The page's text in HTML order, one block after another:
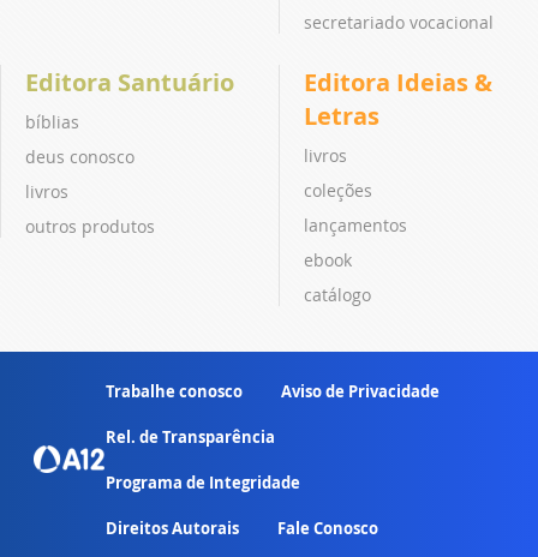
secretariado vocacional
Editora Santuário
bíblias
deus conosco
livros
outros produtos
Editora Ideias &
Letras
livros
coleções
lançamentos
ebook
catálogo
Trabalhe conosco Aviso de Privacidade
Rel. de Transparência
Programa de Integridade
Direitos Autorais Fale Conosco